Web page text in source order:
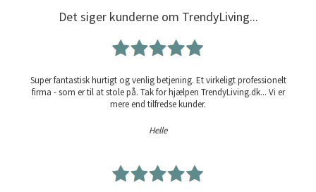
Det siger kunderne om TrendyLiving...
Super fantastisk hurtigt og venlig betjening. Et virkeligt professionelt
firma - som er til at stole på. Tak for hjælpen TrendyLiving.dk... Vi er
mere end tilfredse kunder.
Helle